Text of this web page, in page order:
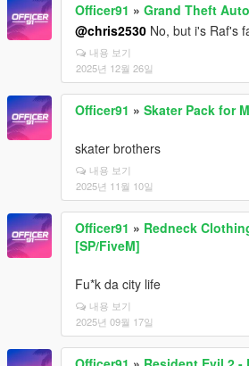
Officer91 » Grand Theft
@chris2530 No, but i's Raf's
내용 보기
2025년 12월 26일
Officer91 » Skater Pack for
skater brothers
내용 보기
2025년 11월 10일
Officer91 » Redneck
[SP/FiveM]
Fu*k da city life
내용 보기
2025년 09월 17일